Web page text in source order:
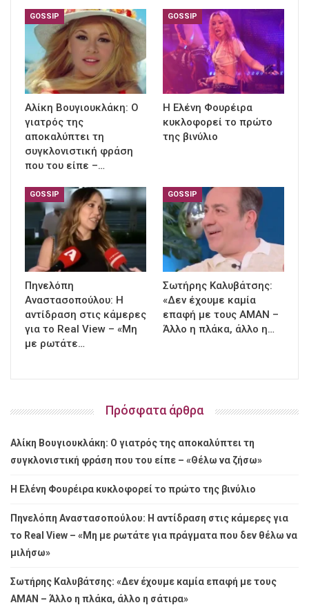
GOSSIP
Αλίκη Βουγιουκλάκη: Ο
γιατρός της
αποκαλύπτει τη
συγκλονιστική φράση
που του είπε –…
GOSSIP
Η Ελένη Φουρέιρα
κυκλοφορεί το πρώτο
της βινύλιο
GOSSIP
Πηνελόπη
Αναστασοπούλου: Η
αντίδραση στις κάμερες
για το Real View – «Μη
με ρωτάτε…
GOSSIP
Σωτήρης Καλυβάτσης:
«Δεν έχουμε καμία
επαφή με τους ΑΜΑΝ –
Άλλο η πλάκα, άλλο η…
Πρόσφατα άρθρα
Αλίκη Βουγιουκλάκη: Ο γιατρός της αποκαλύπτει τη
συγκλονιστική φράση που του είπε – «Θέλω να ζήσω»
Η Ελένη Φουρέιρα κυκλοφορεί το πρώτο της βινύλιο
Πηνελόπη Αναστασοπούλου: Η αντίδραση στις κάμερες για
το Real View – «Μη με ρωτάτε για πράγματα που δεν θέλω να
μιλήσω»
Σωτήρης Καλυβάτσης: «Δεν έχουμε καμία επαφή με τους
ΑΜΑΝ – Άλλο η πλάκα, άλλο η σάτιρα»